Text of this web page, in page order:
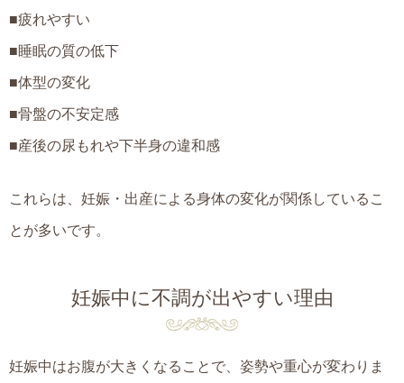
■疲れやすい
■睡眠の質の低下
■体型の変化
■骨盤の不安定感
■産後の尿もれや下半身の違和感
これらは、妊娠・出産による身体の変化が関係しているこ
とが多いです。
妊娠中に不調が出やすい理由
妊娠中はお腹が大きくなることで、姿勢や重心が変わりま